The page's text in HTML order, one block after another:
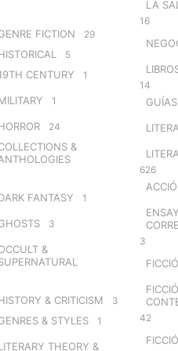
FICTION 29
5
CENTURY 1
1
24
&
FANTASY 1
3
&
& CRITICISM 3
& STYLES 1
THEORY &
LA
16
14
626
3
42